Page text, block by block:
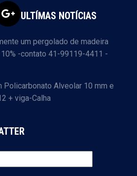
ULTÍMAS NOTÍCIAS
um pergolado de madeira
-contato 41-99119-4411 -
Policarbonato Alveolar 10 mm e
+ viga-Calha